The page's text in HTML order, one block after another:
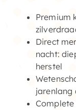
Premium
Direct
nacht:
herstel
jarenlang
Complete